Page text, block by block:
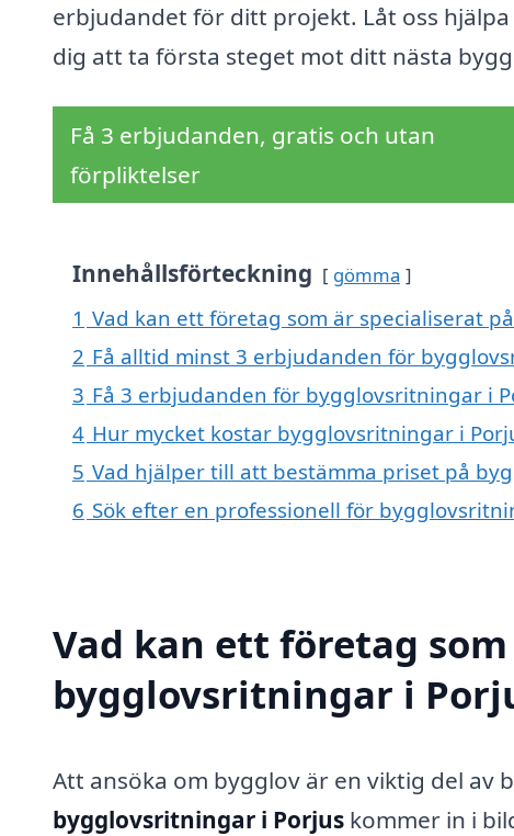
erbjudandet för ditt projekt. Låt oss hjälpa
dig att ta första steget mot ditt nästa
Få 3 erbjudanden, gratis och utan
förpliktelser
Innehållsförteckning gömma
1 Vad kan ett företag som är specialiserat
2 Få alltid minst 3 erbjudanden för
3 Få 3 erbjudanden för bygglovsritningar i
4 Hur mycket kostar bygglovsritningar i
5 Vad hjälper till att bestämma priset på
6 Sök efter en professionell för
Vad kan ett företag
bygglovsritningar i
Att ansöka om bygglov är en viktig del av
bygglovsritningar i Porjus kommer in i